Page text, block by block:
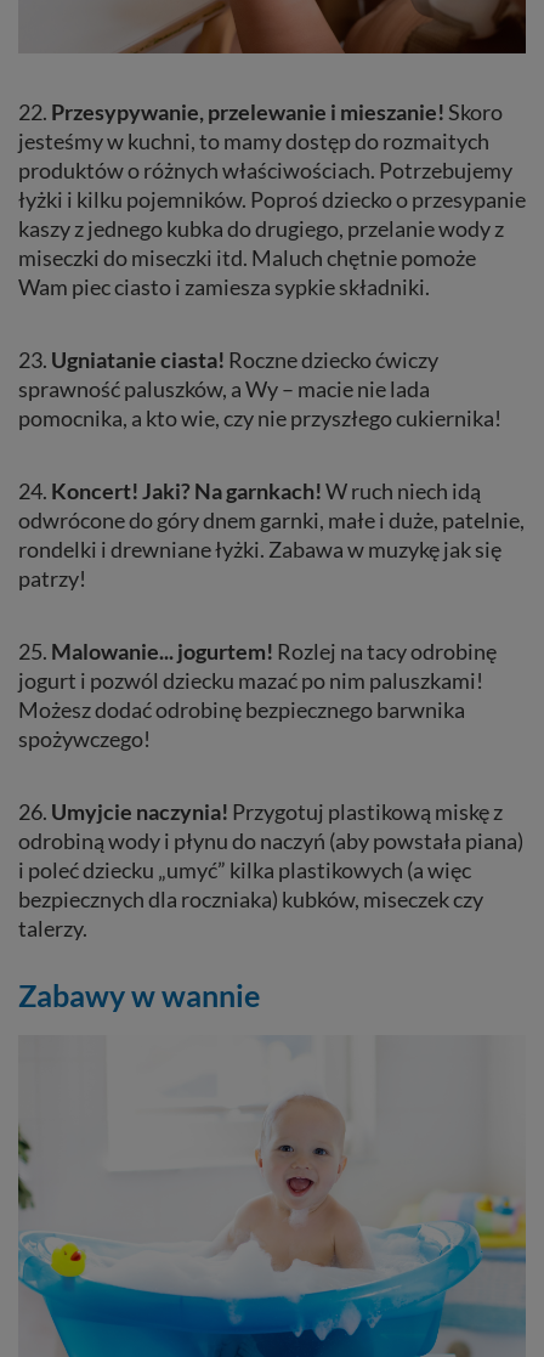
22. Przesypywanie, przelewanie i mieszanie!Skoro
jesteśmy w kuchni, to mamy dostęp do rozmaitych
produktów o różnych właściwościach. Potrzebujemy
łyżki i kilku pojemników. Poproś dziecko o przesypanie
kaszy z jednego kubka do drugiego, przelanie wody z
miseczki do miseczki itd. Maluch chętnie pomoże
Wam piec ciasto i zamiesza sypkie składniki.
23. Ugniatanie ciasta! Roczne dziecko ćwiczy
sprawność paluszków, a Wy – macie nie lada
pomocnika, a kto wie, czy nie przyszłego cukiernika!
24. Koncert! Jaki? Na garnkach!W ruch niech idą
odwrócone do góry dnem garnki, małe i duże, patelnie,
rondelki i drewniane łyżki. Zabawa w muzykę jak się
patrzy!
25. Malowanie... jogurtem! Rozlej na tacy odrobinę
jogurt i pozwól dziecku mazać po nim paluszkami!
Możesz dodać odrobinę bezpiecznego barwnika
spożywczego!
26. Umyjcie naczynia! Przygotuj plastikową miskę z
odrobiną wody i płynu do naczyń (aby powstała piana)
i poleć dziecku „umyć” kilka plastikowych (a więc
bezpiecznych dla roczniaka) kubków, miseczek czy
talerzy.
Zabawy w wannie